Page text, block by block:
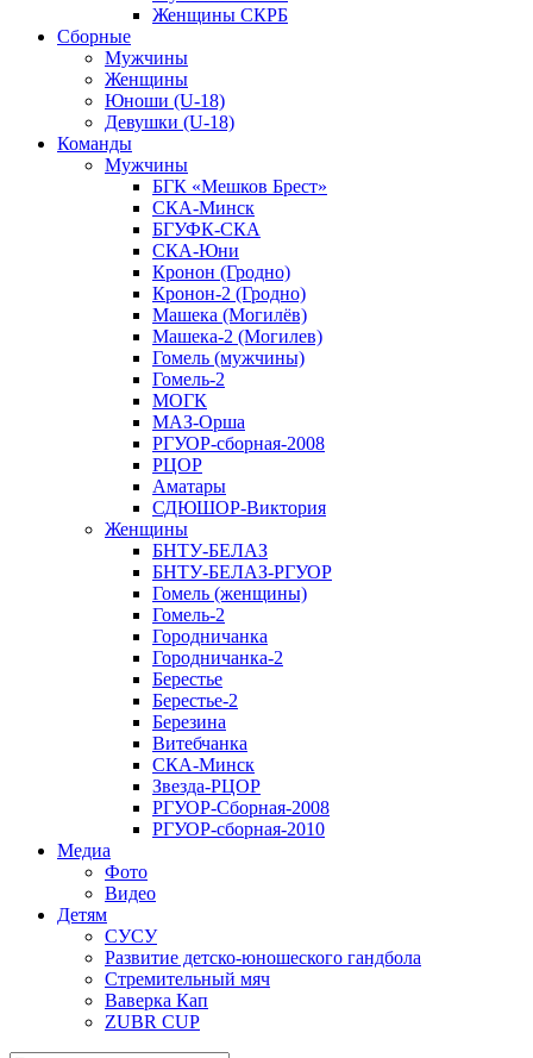
Женщины СКРБ
Сборные
Мужчины
Женщины
Юноши (U-18)
Девушки (U-18)
Команды
Мужчины
БГК «Мешков Брест»
СКА-Минск
БГУФК-СКА
СКА-Юни
Кронон (Гродно)
Кронон-2 (Гродно)
Машека (Могилёв)
Машека-2 (Могилев)
Гомель (мужчины)
Гомель-2
МОГК
МАЗ-Орша
РГУОР-сборная-2008
РЦОР
Аматары
СДЮШОР-Виктория
Женщины
БНТУ-БЕЛАЗ
БНТУ-БЕЛАЗ-РГУОР
Гомель (женщины)
Гомель-2
Городничанка
Городничанка-2
Берестье
Берестье-2
Березина
Витебчанка
СКА-Минск
Звезда-РЦОР
РГУОР-Сборная-2008
РГУОР-сборная-2010
Медиа
Фото
Видео
Детям
СУСУ
Развитие детско-юношеского гандбола
Стремительный мяч
Ваверка Кап
ZUBR CUP